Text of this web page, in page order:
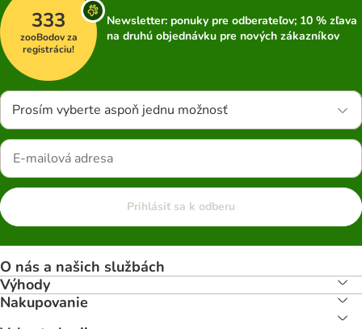
333
zooBodov za
registráciu!
Newsletter: ponuky pre odberateľov; 10 % zľava
na druhú objednávku pre nových zákazníkov
Prosím vyberte aspoň jednu možnosť
Prihlásiť sa k odberu
O nás a našich službách
Výhody
Nakupovanie